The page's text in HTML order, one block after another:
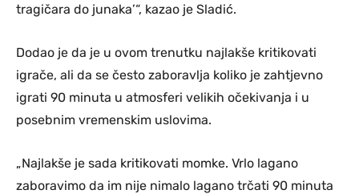
tragičara do junaka’“, kazao je Sladić.
Dodao je da je u ovom trenutku najlakše kritikovati
igrače, ali da se često zaboravlja koliko je zahtjevno
igrati 90 minuta u atmosferi velikih očekivanja i u
posebnim vremenskim uslovima.
„Najlakše je sada kritikovati momke. Vrlo lagano
zaboravimo da im nije nimalo lagano trčati 90 minuta